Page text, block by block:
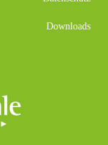
Downloads